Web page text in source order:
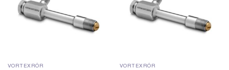
VORTEXRÖR VORTEXRÖR